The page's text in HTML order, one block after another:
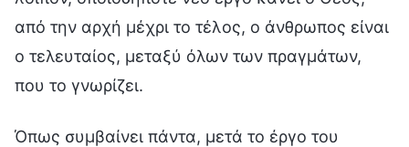
από την αρχή μέχρι το τέλος, ο άνθρωπος είναι
ο τελευταίος, μεταξύ όλων των πραγμάτων,
που το γνωρίζει.
Όπως συμβαίνει πάντα, μετά το έργο του